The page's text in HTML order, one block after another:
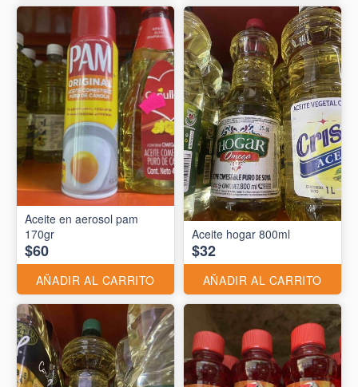
Aceite en aerosol pam
170gr
$60
AÑADIR AL CARRITO
Aceite hogar 800ml
$32
AÑADIR AL CARRITO